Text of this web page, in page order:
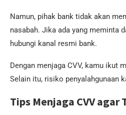
Namun, pihak bank tidak akan
nasabah. Jika ada yang meminta
hubungi kanal resmi bank.
Dengan menjaga CVV, kamu ikut
Selain itu, risiko penyalahgunaan
Tips Menjaga CVV agar